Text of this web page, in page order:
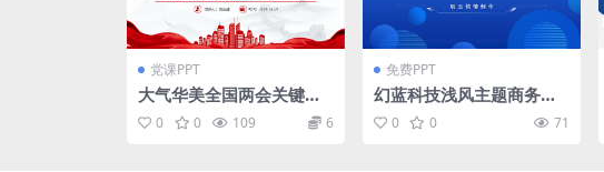
党课PPT
大气华美全国两会关键词
之八党课课件PPT模板
0 0 109 6
免费PPT
幻蓝科技浅风主题商务通
用ppt模板
0 0 71